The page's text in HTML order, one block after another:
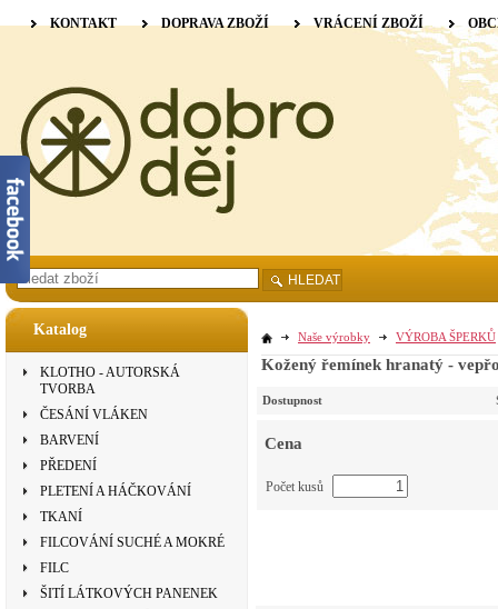
Katalog
KLOTHO - AUTORSKÁ
TVORBA
ČESÁNÍ VLÁKEN
BARVENÍ
PŘEDENÍ
PLETENÍ A HÁČKOVÁNÍ
TKANÍ
FILCOVÁNÍ SUCHÉ A MOKRÉ
FILC
ŠITÍ LÁTKOVÝCH PANENEK
Naše výrobky VÝROBA ŠPERKŮ
Kožený řemínek hranatý -
Dostupnost
Cena
Počet kusů
KONTAKT DOPRAVA ZBOŽÍ VRÁCENÍ ZBOŽÍ
HLEDAT